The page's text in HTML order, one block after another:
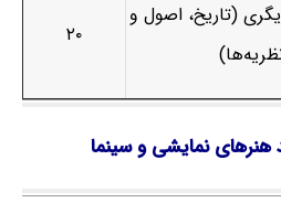
(تاریخ، اصول و
۲۰
هنرهای نمایشی و سینما